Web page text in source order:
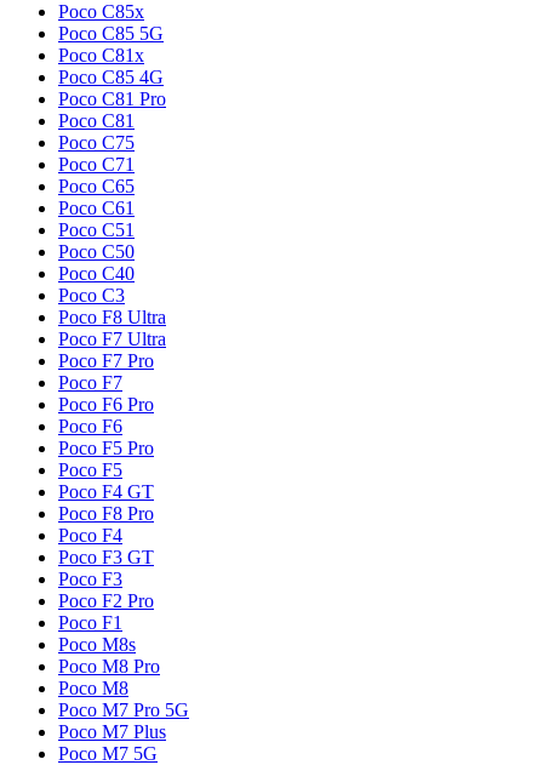
Poco C85x
Poco C85 5G
Poco C81x
Poco C85 4G
Poco C81 Pro
Poco C81
Poco C75
Poco C71
Poco C65
Poco C61
Poco C51
Poco C50
Poco C40
Poco C3
Poco F8 Ultra
Poco F7 Ultra
Poco F7 Pro
Poco F7
Poco F6 Pro
Poco F6
Poco F5 Pro
Poco F5
Poco F4 GT
Poco F8 Pro
Poco F4
Poco F3 GT
Poco F3
Poco F2 Pro
Poco F1
Poco M8s
Poco M8 Pro
Poco M8
Poco M7 Pro 5G
Poco M7 Plus
Poco M7 5G